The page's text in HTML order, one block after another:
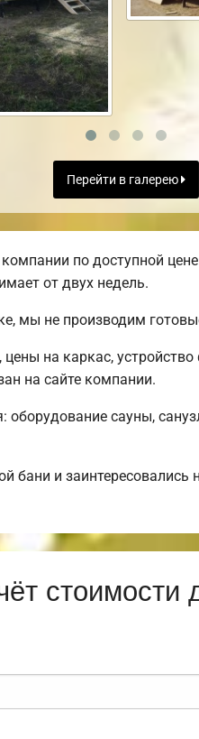
Перейти в галерею
по доступной
от двух недель.
мы не производим
на каркас,
на сайте компании.
сауны,
бани и
стоимости